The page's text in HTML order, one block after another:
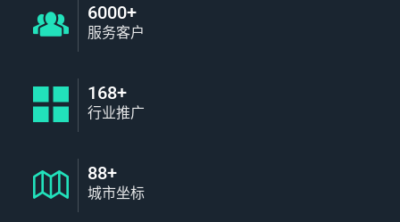
6000+
服务客户
168+
行业推广
88+
城市坐标